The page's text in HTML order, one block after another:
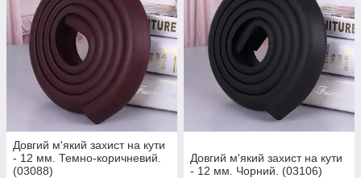
Довгий м'який захист на кути
- 12 мм. Темно-коричневий.
(03088)
Довгий м'який захист на кути
- 12 мм. Чорний. (03106)